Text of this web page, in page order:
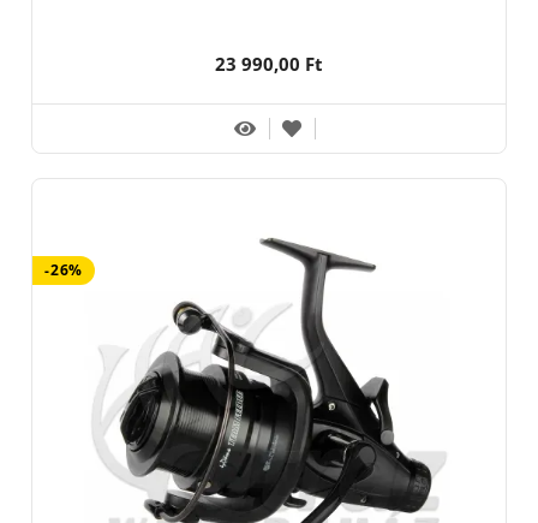
23 990,00 Ft
-26%